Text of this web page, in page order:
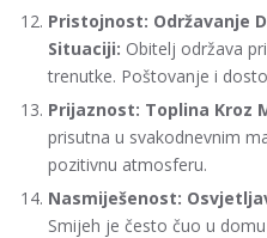
Pristojnost: Održavanje
Situaciji: Obitelj održava
trenutke. Poštovanje i
Prijaznost: Toplina Kroz
prisutna u svakodnevnim
pozitivnu atmosferu.
Nasmiješenost:
Smijeh je često čuo u